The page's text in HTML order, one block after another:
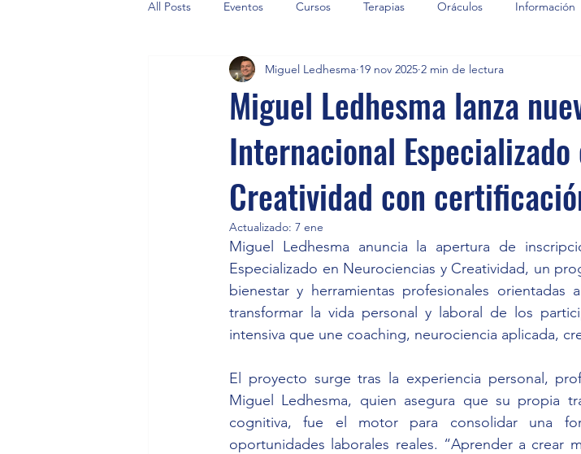
All Posts Eventos Cursos Terapias Oráculos Información
Miguel Ledhesma lanza
Internacional
Creatividad con
Miguel Ledhesma 19 nov 2025 2 min de lectura
Actualizado: 7 ene
Miguel Ledhesma anuncia la apertura de
Especializado en Neurociencias y Creatividad, un
bienestar y herramientas profesionales
transformar la vida personal y laboral de los
intensiva que une coaching, neurociencia aplicada,
El proyecto surge tras la experiencia personal,
Miguel Ledhesma, quien asegura que su propia
cognitiva, fue el motor para consolidar una
oportunidades laborales reales. “Aprender a crear